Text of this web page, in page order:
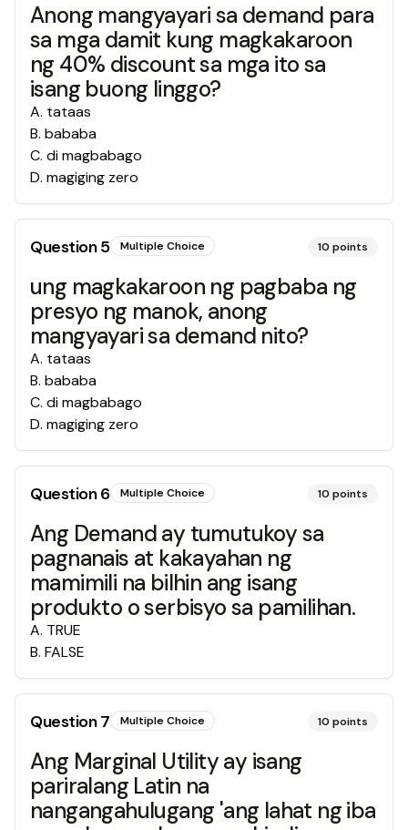
Anong mangyayari sa demand para
sa mga damit kung magkakaroon
ng 40% discount sa mga ito sa
isang buong linggo?
A. tataas
B. bababa
C. di magbabago
D. magiging zero
Question5 Multiple Choice 10 points
ung magkakaroon ng pagbaba ng
presyo ng manok, anong
mangyayari sa demand nito?
A. tataas
B. bababa
C. di magbabago
D. magiging zero
Question6 Multiple Choice 10 points
Ang Demand ay tumutukoy sa
pagnanais at kakayahan ng
mamimili na bilhin ang isang
produkto o serbisyo sa pamilihan.
A. TRUE
B. FALSE
Question7 Multiple Choice 10 points
Ang Marginal Utility ay isang
pariralang Latin na
nangangahulugang 'ang lahat ng iba